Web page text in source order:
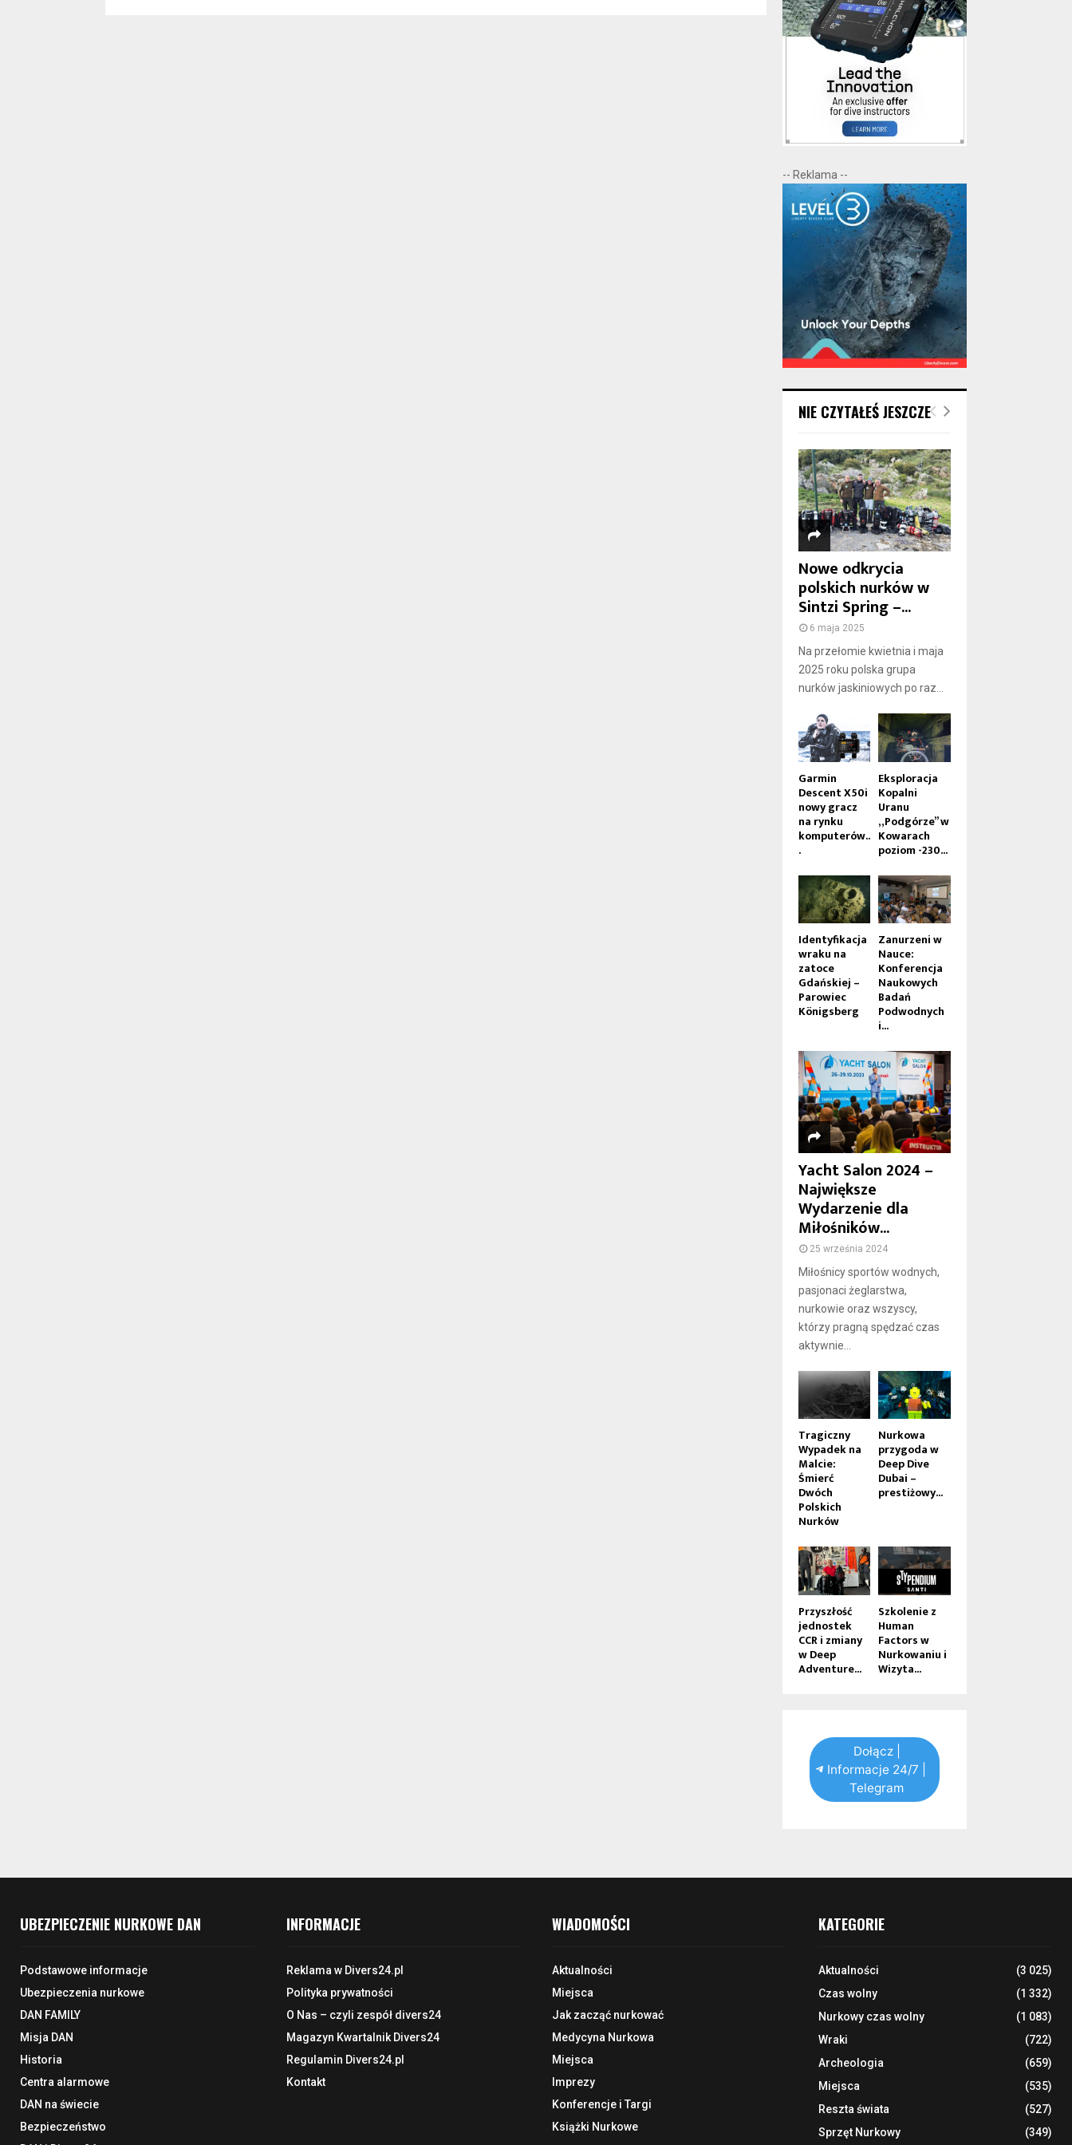
-- Reklama --
NIE CZYTAŁEŚ JESZCZE
Nowe odkrycia
polskich nurków w
Sintzi Spring –...
6 maja 2025
Na przełomie kwietnia i maja
2025 roku polska grupa
nurków jaskiniowych po raz...
Garmin
Descent X50i
nowy gracz
na rynku
komputerów..
.
Eksploracja
Kopalni
Uranu
„Podgórze” w
Kowarach
poziom -230...
Identyfikacja
wraku na
zatoce
Gdańskiej –
Parowiec
Königsberg
Zanurzeni w
Nauce:
Konferencja
Naukowych
Badań
Podwodnych
i...
Yacht Salon 2024 –
Największe
Wydarzenie dla
Miłośników...
25 września 2024
Miłośnicy sportów wodnych,
pasjonaci żeglarstwa,
nurkowie oraz wszyscy,
którzy pragną spędzać czas
aktywnie...
Tragiczny
Wypadek na
Malcie:
Śmierć
Dwóch
Polskich
Nurków
Nurkowa
przygoda w
Deep Dive
Dubai –
prestiżowy...
Przyszłość
jednostek
CCR i zmiany
w Deep
Adventure...
Szkolenie z
Human
Factors w
Nurkowaniu i
Wizyta...
Dołącz |
Informacje 24/7 |
Telegram
UBEZPIECZENIE NURKOWE DAN
Podstawowe informacje
Ubezpieczenia nurkowe
DAN FAMILY
Misja DAN
Historia
Centra alarmowe
DAN na świecie
Bezpieczeństwo
INFORMACJE
Reklama w Divers24.pl
Polityka prywatności
O Nas – czyli zespół divers24
Magazyn Kwartalnik Divers24
Regulamin Divers24.pl
Kontakt
WIADOMOŚCI
Aktualności
Miejsca
Jak zacząć nurkować
Medycyna Nurkowa
Miejsca
Imprezy
Konferencje i Targi
Książki Nurkowe
KATEGORIE
Aktualności
(3 025)
Czas wolny
(1 332)
Nurkowy czas wolny
(1 083)
Wraki
(722)
Archeologia
(659)
Miejsca
(535)
Reszta świata
(527)
Sprzęt Nurkowy
(349)